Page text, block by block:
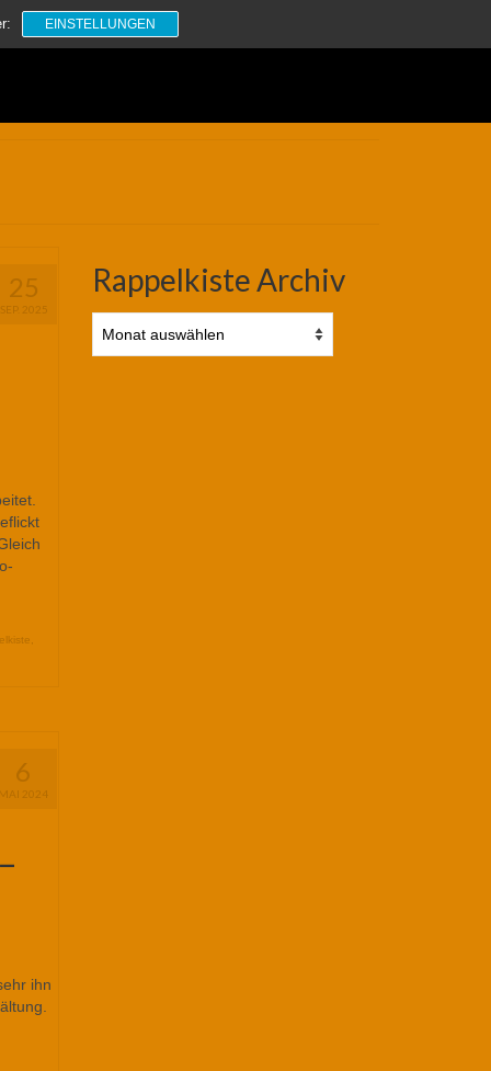
Suchen
nach:
25
SEP. 2025
6
MAI 2024
ihn
Rappelkiste Archiv
Archiv
EINSTELLUNGEN